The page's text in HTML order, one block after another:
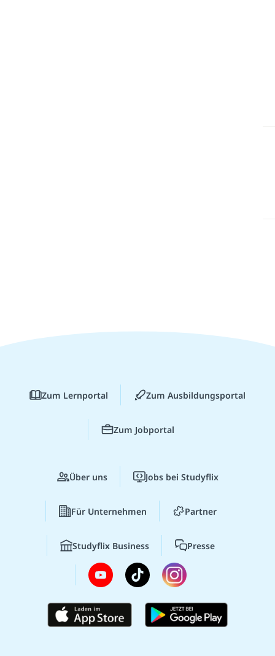
Zum Lernportal Zum Ausbildungsportal
Zum Jobportal
Über uns Jobs bei Studyflix
Für Unternehmen Partner
Studyflix Business Presse